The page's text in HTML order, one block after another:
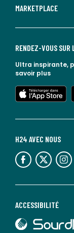
MARKETPLACE
ACCESSIBILITÉ
lien vers Sourdline
H24 AVEC NOUS
lien vers l'espace réseaux sociaux lien vers l'espace réseaux sociaux lien vers l'espace réseaux sociaux
RENDEZ-VOUS SUR
Ultra inspirante,
savoir plus
lien vers l'app store